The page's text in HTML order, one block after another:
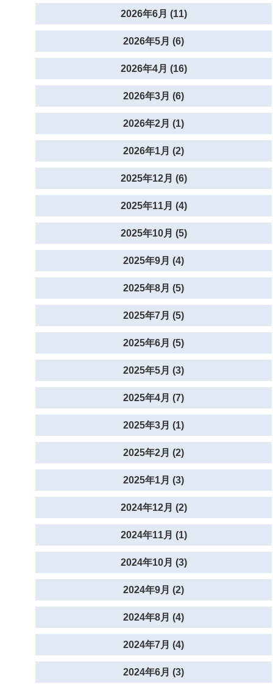
2026年6月 (11)
2026年5月 (6)
2026年4月 (16)
2026年3月 (6)
2026年2月 (1)
2026年1月 (2)
2025年12月 (6)
2025年11月 (4)
2025年10月 (5)
2025年9月 (4)
2025年8月 (5)
2025年7月 (5)
2025年6月 (5)
2025年5月 (3)
2025年4月 (7)
2025年3月 (1)
2025年2月 (2)
2025年1月 (3)
2024年12月 (2)
2024年11月 (1)
2024年10月 (3)
2024年9月 (2)
2024年8月 (4)
2024年7月 (4)
2024年6月 (3)